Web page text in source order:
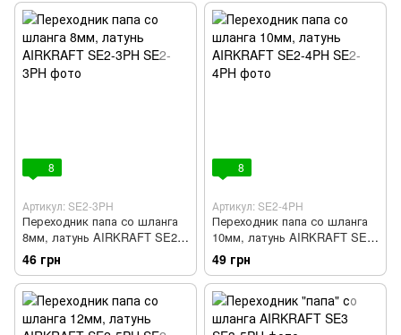
8
Артикул: SE2-3PH
Переходник папа со шланга
8мм, латунь AIRKRAFT SE2-
3PH
46 грн
8
Артикул: SE2-4PH
Переходник папа со шланга
10мм, латунь AIRKRAFT SE2-
4PH
49 грн